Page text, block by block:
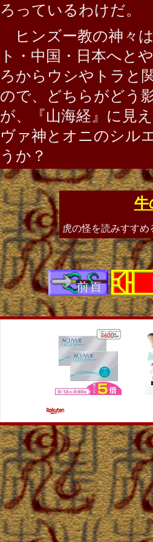
ろっているわけだ。
ヒンズー教の神々
ト・中国・日本へと
ろからウシやトラと
ので、どちらがどう
が、『山海経』に見
ヴァ神とオニのシル
うか？
牛
虎の怪を読みすす